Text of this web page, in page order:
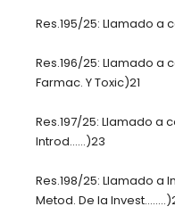
Res.195/25: Llamado a
Res.196/25: Llamado a
Farmac. Y Toxic)21
Res.197/25: Llamado a
Introd……)23
Res.198/25: Llamado a
Metod. De la